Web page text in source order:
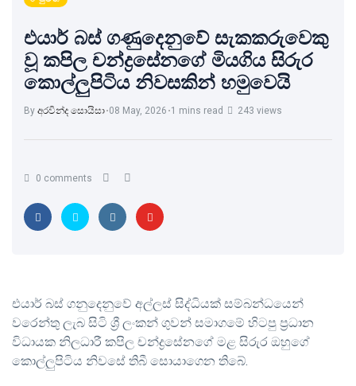
එයාර් බස් ගණුදෙනුවේ සැකකරුවෙකු
වූ කපිල චන්ද්‍රසේනගේ මියගිය සිරුර
කොල්ලුපිටිය නිවසකින් හමුවෙයි
By අරවින්ද සොයිසා 08 May, 2026 1 mins read 243 views
0 comments
එයාර් බස් ගනුදෙනුවේ අල්ලස් සිද්ධියක් සම්බන්ධයෙන්
වරෙන්තු ලැබ සිටි ශ්‍රී ලංකන් ගුවන් සමාගමේ හිටපු ප්‍රධාන
විධායක නිලධාරී කපිල චන්ද්‍රසේනගේ මළ සිරුර ඔහුගේ
කොල්ලුපිටිය නිවසේ තිබී සොයාගෙන තිබේ.